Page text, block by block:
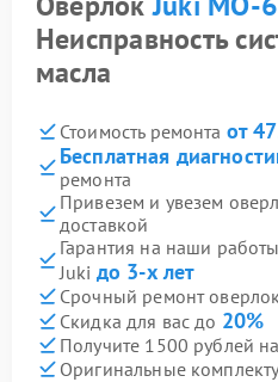
Неисправность
масла
Стоимость ремонта от
Бесплатная
ремонта
Привезем и увезем
доставкой
Гарантия на наши
Juki до 3-х лет
Срочный ремонт
Скидка для вас до 20%
Получите 1500 рублей
Оригинальные